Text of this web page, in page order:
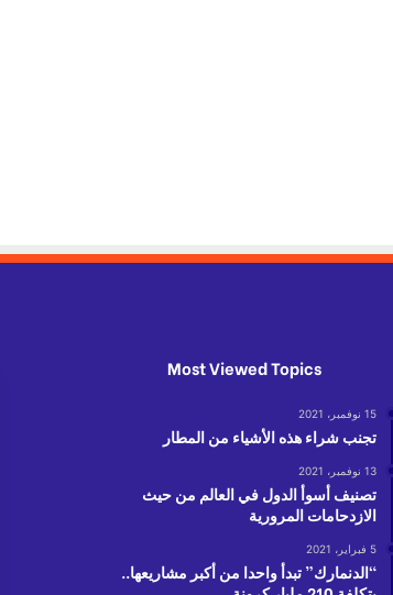
Most Viewed Topics
15 نوفمبر، 2021
تجنب شراء هذه الأشياء من المطار
13 نوفمبر، 2021
تصنيف أسوأ الدول في العالم من حيث
الازدحامات المرورية
5 فبراير، 2021
“الدنمارك” تبدأ واحدا من أكبر مشاريعها..